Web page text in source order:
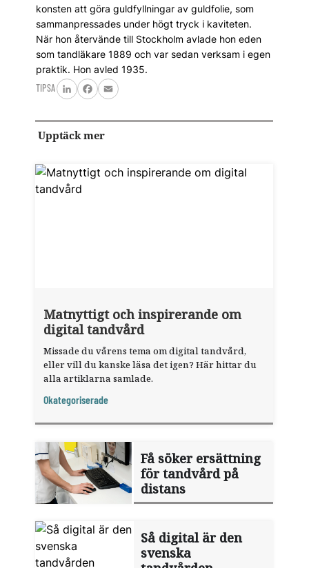
konsten att göra guldfyllningar av guldfolie, som
sammanpressades under högt tryck i kaviteten.
När hon återvände till Stockholm avlade hon eden
som tandläkare 1889 och var sedan verksam i egen
praktik. Hon avled 1935.
TIPSA
LinkedInFacebook
Email
Upptäck mer
Matnyttigt och inspirerande om
digital tandvård
Missade du vårens tema om digital tandvård,
eller vill du kanske läsa det igen? Här hittar du
alla artiklarna samlade.
Okategoriserade
Få söker ersättning
för tandvård på
distans
Så digital är den
svenska